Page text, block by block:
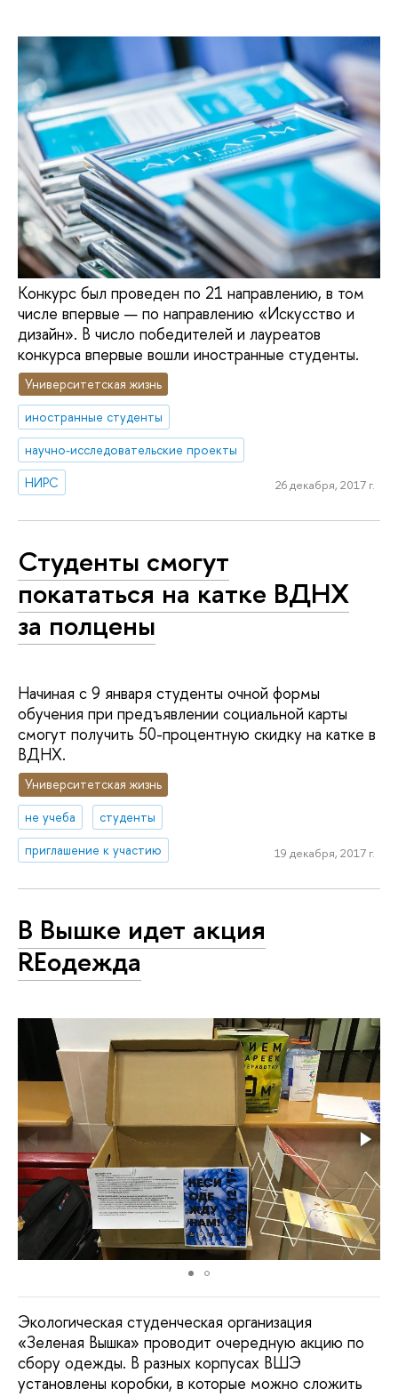
Конкурс был проведен по 21 направлению, в том
числе впервые — по направлению «Искусство и
дизайн». В число победителей и лауреатов
конкурса впервые вошли иностранные студенты.
Университетская жизнь
иностранные студенты
научно-исследовательские проекты
НИРС
26 декабря, 2017 г.
Студенты смогут
покататься на катке ВДНХ
за полцены
Начиная с 9 января студенты очной формы
обучения при предъявлении социальной карты
смогут получить 50-процентную скидку на катке в
ВДНХ.
Университетская жизнь
не учеба
студенты
приглашение к участию
19 декабря, 2017 г.
В Вышке идет акция
REодежда
Экологическая студенческая организация
«Зеленая Вышка» проводит очередную акцию по
сбору одежды. В разных корпусах ВШЭ
установлены коробки, в которые можно сложить